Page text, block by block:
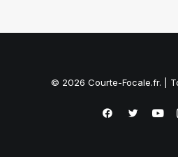
© 2026 Courte-Focale.fr. |